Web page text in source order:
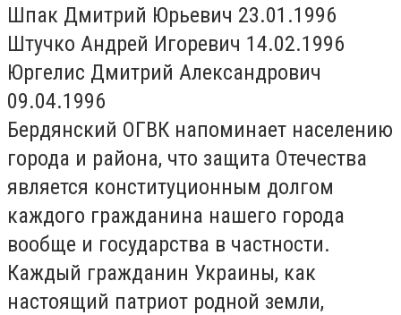
Шпак Дмитрий Юрьевич 23.01.1996
Штучко Андрей Игоревич 14.02.1996
Юргелис Дмитрий Александрович
09.04.1996
Бердянский ОГВК напоминает населению
города и района, что защита Отечества
является конституционным долгом
каждого гражданина нашего города
вообще и государства в частности.
Каждый гражданин Украины, как
настоящий патриот родной земли,